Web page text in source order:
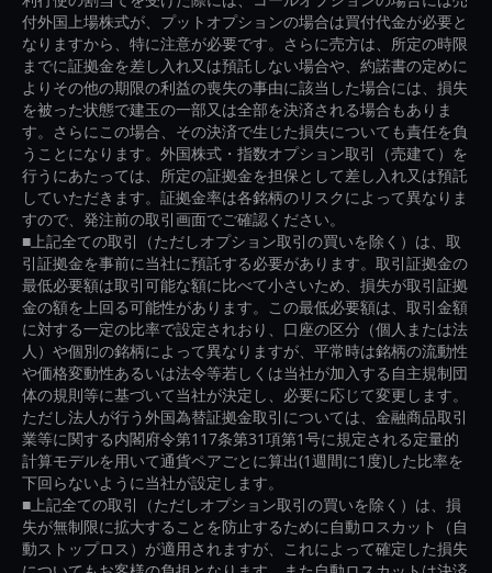
付外国上場株式が、プットオプションの場合は買付代金が必要と
なりますから、特に注意が必要です。さらに売方は、所定の時限
までに証拠金を差し入れ又は預託しない場合や、約諾書の定めに
よりその他の期限の利益の喪失の事由に該当した場合には、損失
を被った状態で建玉の一部又は全部を決済される場合もありま
す。さらにこの場合、その決済で生じた損失についても責任を負
うことになります。外国株式・指数オプション取引（売建て）を
行うにあたっては、所定の証拠金を担保として差し入れ又は預託
していただきます。証拠金率は各銘柄のリスクによって異なりま
すので、発注前の取引画面でご確認ください。
■上記全ての取引（ただしオプション取引の買いを除く）は、取
引証拠金を事前に当社に預託する必要があります。取引証拠金の
最低必要額は取引可能な額に比べて小さいため、損失が取引証拠
金の額を上回る可能性があります。この最低必要額は、取引金額
に対する一定の比率で設定されおり、口座の区分（個人または法
人）や個別の銘柄によって異なりますが、平常時は銘柄の流動性
や価格変動性あるいは法令等若しくは当社が加入する自主規制団
体の規則等に基づいて当社が決定し、必要に応じて変更します。
ただし法人が行う外国為替証拠金取引については、金融商品取引
業等に関する内閣府令第117条第31項第1号に規定される定量的
計算モデルを用いて通貨ペアごとに算出(1週間に1度)した比率を
下回らないように当社が設定します。
■上記全ての取引（ただしオプション取引の買いを除く）は、損
失が無制限に拡大することを防止するために自動ロスカット（自
動ストップロス）が適用されますが、これによって確定した損失